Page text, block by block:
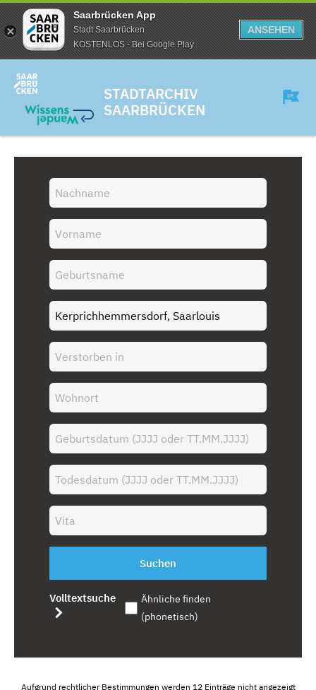
Saarbrücken App
Stadt Saarbrücken
KOSTENLOS - Bei Google Play
ANSEHEN
STADTARCHIV
SAARBRÜCKEN
Suchen
Volltextsuche
Ähnliche finden
(phonetisch)
Aufgrund rechtlicher Bestimmungen werden 12 Einträge nicht angezeigt